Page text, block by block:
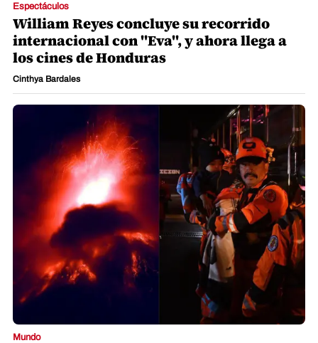
Espectáculos
William Reyes concluye su recorrido
internacional con "Eva", y ahora llega a
los cines de Honduras
Cinthya Bardales
Mundo